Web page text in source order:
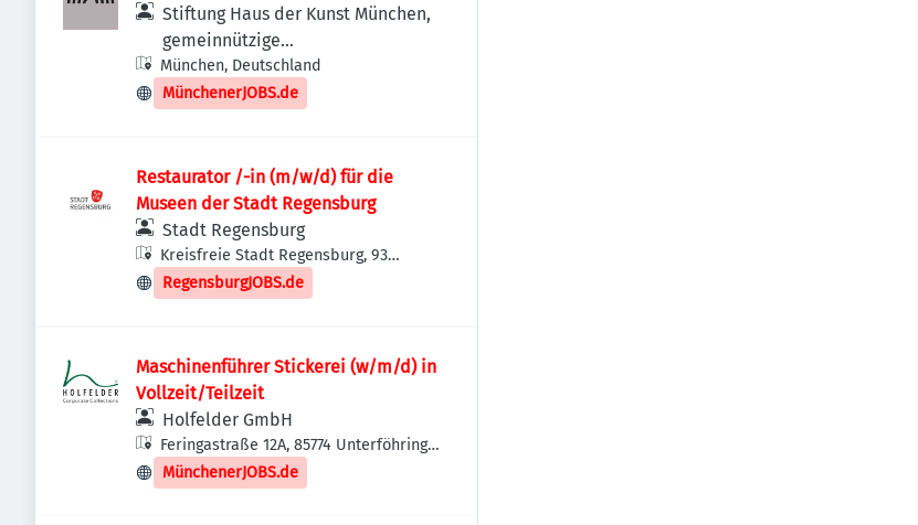
Stiftung Haus der Kunst München,
gemeinnützige
Betriebsgesellschaft mbH
München, Deutschland
MünchenerJOBS.de
Restaurator /-in (m/w/d) für die
Museen der Stadt Regensburg
Stadt Regensburg
Kreisfreie Stadt Regensburg, 93
Regensburg, Deutschland
RegensburgJOBS.de
Maschinenführer Stickerei (w/m/d) in
Vollzeit/Teilzeit
Holfelder GmbH
Feringastraße 12A, 85774 Unterföhring,
Deutschland
MünchenerJOBS.de